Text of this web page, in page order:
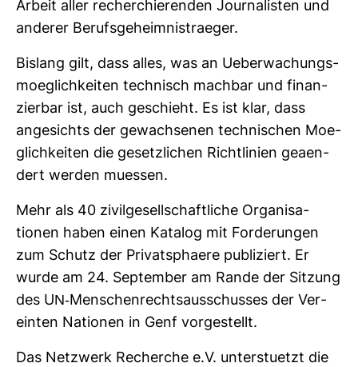
Arbeit aller recher­chie­renden Jour­na­listen und
anderer Berufs­ge­heim­nis­traeger.
Bis­lang gilt, dass alles, was an Ueber­wa­chungs­
moe­glich­keiten tech­nisch machbar und finan­
zierbar ist, auch geschieht. Es ist klar, dass
ange­sichts der gewach­senen tech­ni­schen Moe­
glich­keiten die gesetz­li­chen Richt­li­nien geaen­
dert werden muessen.
Mehr als 40 zivil­ge­sell­schaft­liche Orga­ni­sa­
tionen haben einen Katalog mit For­de­rungen
zum Schutz der Pri­vat­sphaere publi­ziert. Er
wurde am 24. Sep­tember am Rande der Sit­zung
des UN-​Men­schen­rechts­aus­schusses der Ver­
einten Nationen in Genf vor­ge­stellt.
Das Netz­werk Recherche e.V. unters­tuetzt die